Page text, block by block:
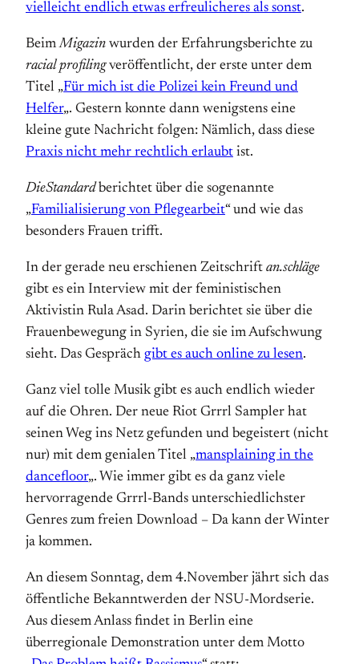
vielleicht endlich etwas erfreulicheres als sonst.
BeimMigazin wurden der Erfahrungsberichte zu
racial profilingveröffentlicht, der erste unter dem
Titel „Für mich ist die Polizei kein Freund und
Helfer„. Gestern konnte dann wenigstens eine
kleine gute Nachricht folgen: Nämlich, dass diese
Praxis nicht mehr rechtlich erlaubt ist.
DieStandardberichtet über die sogenannte
„Familialisierung von Pflegearbeit“ und wie das
besonders Frauen trifft.
In der gerade neu erschienen Zeitschrift an.schläge
gibt es ein Interview mit der feministischen
Aktivistin Rula Asad. Darin berichtet sie über die
Frauenbewegung in Syrien, die sie im Aufschwung
sieht. Das Gespräch gibt es auch online zu lesen.
Ganz viel tolle Musik gibt es auch endlich wieder
auf die Ohren. Der neue Riot Grrrl Sampler hat
seinen Weg ins Netz gefunden und begeistert (nicht
nur) mit dem genialen Titel „mansplaining in the
dancefloor„. Wie immer gibt es da ganz viele
hervorragende Grrrl-Bands unterschiedlichster
Genres zum freien Download – Da kann der Winter
ja kommen.
An diesem Sonntag, dem 4.November jährt sich das
öffentliche Bekanntwerden der NSU-Mordserie.
Aus diesem Anlass findet in Berlin eine
überregionale Demonstration unter dem Motto